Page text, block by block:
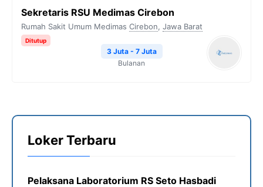
o
o
e
r
A
i
k
Sekretaris RSU Medimas Cirebon
Rumah Sakit Umum Medimas Cirebon, Jawa Barat
Ditutup
3 Juta - 7 Juta
Bulanan
Loker Terbaru
Pelaksana Laboratorium RS Seto Hasbadi